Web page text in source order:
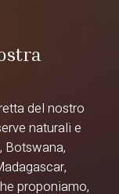
del nostro
naturali e
Botswana,
proponiamo,